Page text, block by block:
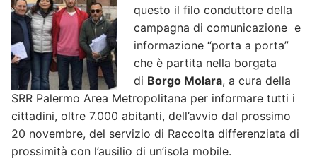
questo il filo conduttore della
campagna di comunicazione e
informazione “porta a porta”
che è partita nella borgata
di Borgo Molara, a cura della
SRR Palermo Area Metropolitana per informare tutti i
cittadini, oltre 7.000 abitanti, dell’avvio dal prossimo
20 novembre, del servizio di Raccolta differenziata di
prossimità con l’ausilio di un’isola mobile.